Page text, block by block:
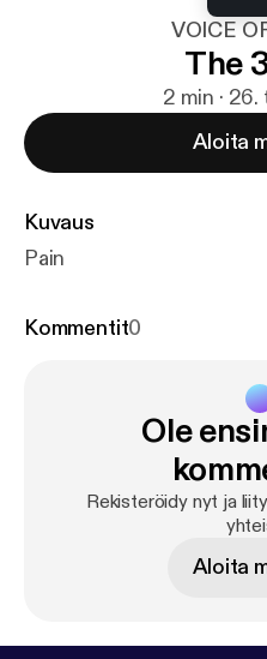
VOICE
The
2 min ·
Aloita
Kuvaus
Pain
Kommentit0
Ole
Rekisteröidy nyt ja
Aloita